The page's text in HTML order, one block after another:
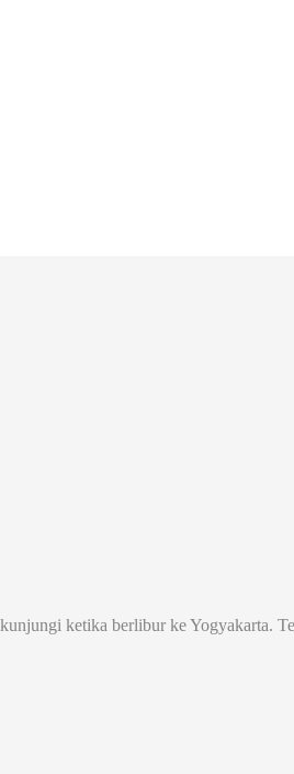
ketika berlibur ke Yogyakarta.